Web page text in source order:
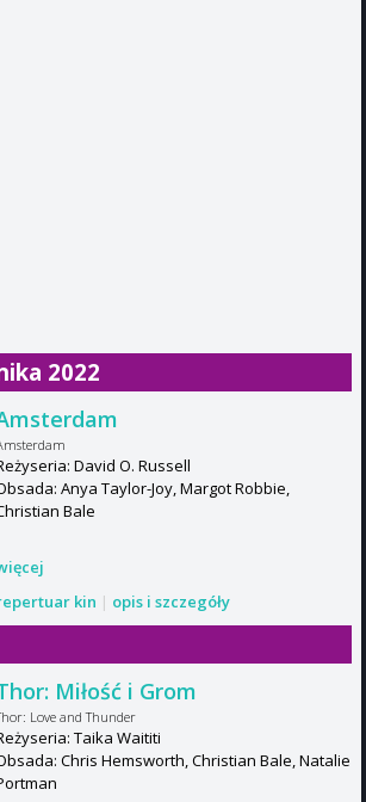
2022
David O. Russell
Anya Taylor-Joy, Margot Robbie,
Bale
kin | opis i szczegóły
Miłość i Grom
Love and Thunder
Taika Waititi
Chris Hemsworth, Christian Bale, Natalie